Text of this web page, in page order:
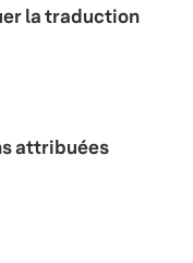
la traduction
attribuées